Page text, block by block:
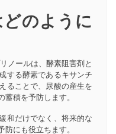
のように
ノールは、酵素阻害剤と
する酵素であるキサンチ
ることで、尿酸の産生を
積を予防します。
和だけでなく、将来的な
にも役立ちます。